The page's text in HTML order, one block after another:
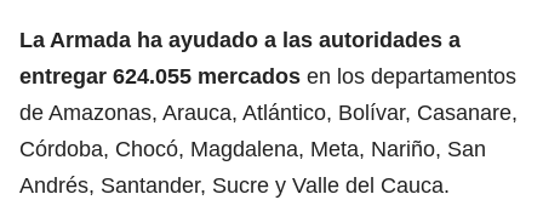
La Armada ha ayudado a las autoridades a
entregar 624.055 mercados en los departamentos
de Amazonas, Arauca, Atlántico, Bolívar, Casanare,
Córdoba, Chocó, Magdalena, Meta, Nariño, San
Andrés, Santander, Sucre y Valle del Cauca.